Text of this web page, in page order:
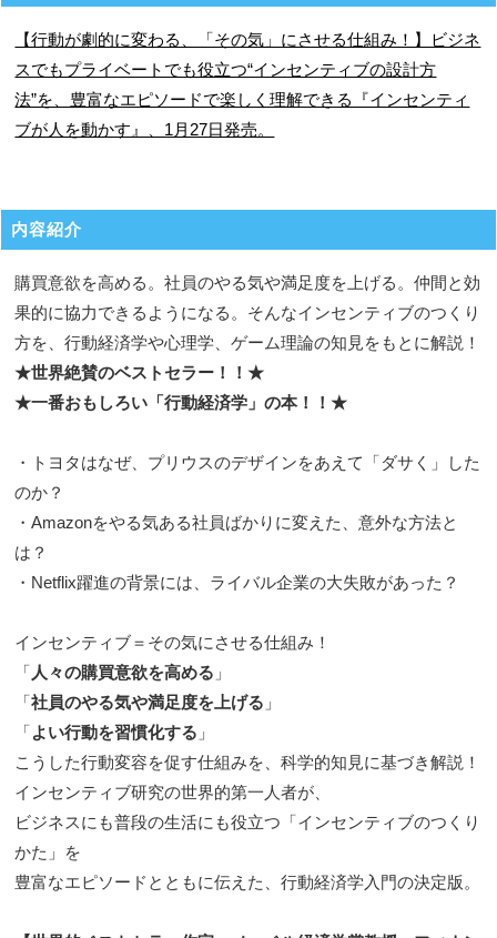
【行動が劇的に変わる、「その気」にさせる仕組み！】ビジネ
スでもプライベートでも役立つ“インセンティブの設計方
法”を、豊富なエピソードで楽しく理解できる『インセンティ
ブが人を動かす』、1月27日発売。
内容紹介
購買意欲を高める。社員のやる気や満足度を上げる。仲間と効
果的に協力できるようになる。そんなインセンティブのつくり
方を、行動経済学や心理学、ゲーム理論の知見をもとに解説！
★世界絶賛のベストセラー！！★
★一番おもしろい「行動経済学」の本！！★
・トヨタはなぜ、プリウスのデザインをあえて「ダサく」した
のか？
・Amazonをやる気ある社員ばかりに変えた、意外な方法と
は？
・Netflix躍進の背景には、ライバル企業の大失敗があった？
インセンティブ＝その気にさせる仕組み！
「 人々の購買意欲を高める 」
「社員のやる気や満足度を上げる 」
「よい行動を習慣化する 」
こうした行動変容を促す仕組みを、科学的知見に基づき解説！
インセンティブ研究の世界的第一人者が、
ビジネスにも普段の生活にも役立つ「インセンティブのつくり
かた」を
豊富なエピソードとともに伝えた、行動経済学入門の決定版。